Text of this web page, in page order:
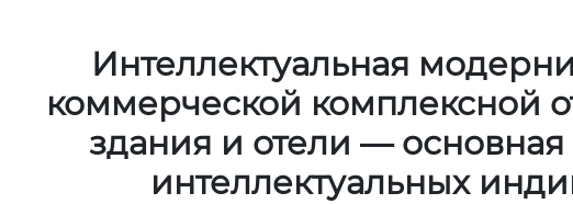
Интеллектуальная
коммерческой комплексной
здания и отели —
интеллектуальных